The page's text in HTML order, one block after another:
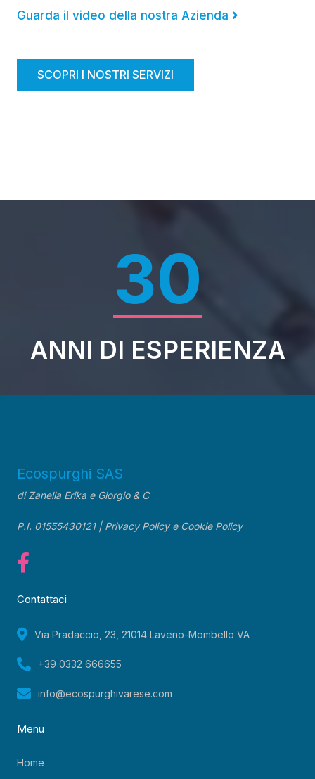
Guarda il video della nostra Azienda
SCOPRI I NOSTRI SERVIZI
30
ANNI DI ESPERIENZA
Ecospurghi SAS
di Zanella Erika e Giorgio & C
P.I. 01555430121 | Privacy Policye Cookie Policy
Contattaci
Via Pradaccio, 23, 21014 Laveno-Mombello VA
+39 0332 666655
info@ecospurghivarese.com
Menu
Home